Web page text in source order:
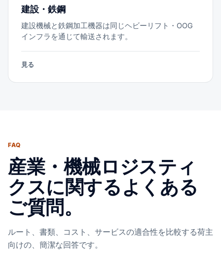
建設・鉄鋼
建設機械と鉄鋼加工機器は同じヘビーリフト・OOG
インフラを通じて輸送されます。
見る
FAQ
産業・機械ロジスティ
クスに関するよくある
ご質問。
ルート、書類、コスト、サービスの適合性を比較する荷主
向けの、簡潔な回答です。